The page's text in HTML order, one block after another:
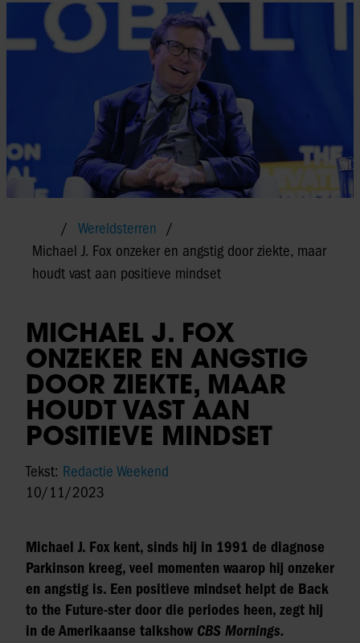
Wereldsterren
Michael J. Fox onzeker en angstig door ziekte, maar
houdt vast aan positieve mindset
MICHAEL J. FOX
ONZEKER EN ANGSTIG
DOOR ZIEKTE, MAAR
HOUDT VAST AAN
POSITIEVE MINDSET
Tekst: Redactie Weekend
10/11/2023
Michael J. Fox kent, sinds hij in 1991 de diagnose
Parkinson kreeg, veel momenten waarop hij onzeker
en angstig is. Een positieve mindset helpt de Back
to the Future-ster door die periodes heen, zegt hij
in de Amerikaanse talkshow CBS Mornings.